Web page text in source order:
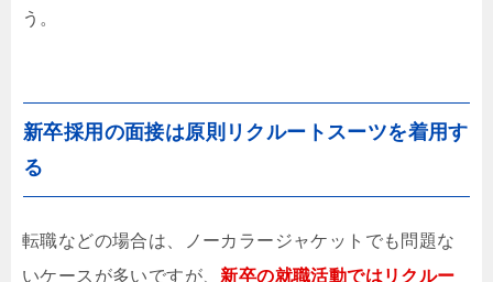
う。
新卒採用の面接は原則リクルートスーツを着用す
る
転職などの場合は、ノーカラージャケットでも問題な
いケースが多いですが、新卒の就職活動ではリクルー